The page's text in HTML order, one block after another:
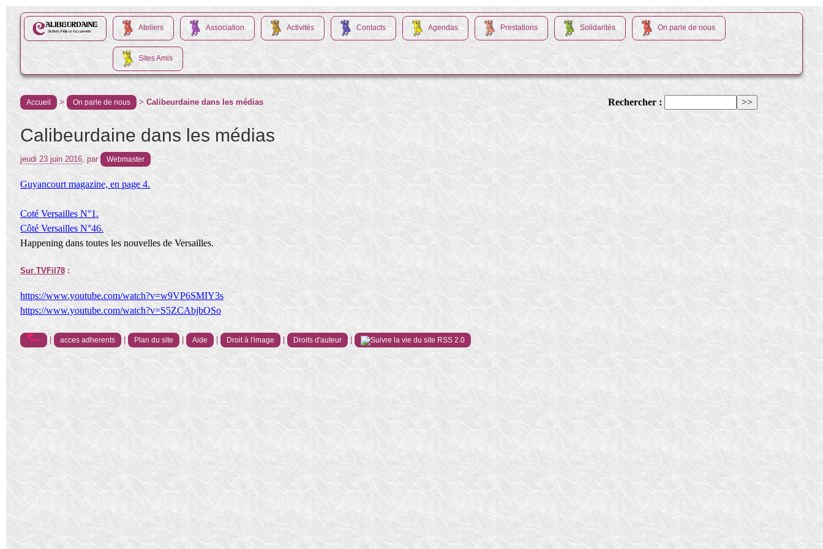
Ateliers Association Activités Contacts Agendas Prestations Solidarités On parle de nous
Sites Amis
Accueil > On parle de nous >Calibeurdaine dans les médias
Calibeurdaine dans les médias
jeudi 23 juin 2016,par Webmaster
Guyancourt magazine, en page 4.
Coté Versailles N°1.
Côté Versailles N°46.
Happening dans toutes les nouvelles de Versailles.
Sur TVFil78 :
https://www.youtube.com/watch?v=w9VP6SMIY3s
https://www.youtube.com/watch?v=S5ZCAbjbOSo
Rechercher :
| acces adherents | Plan du site | Aide | Droit à l'image | Droits d'auteur | RSS 2.0